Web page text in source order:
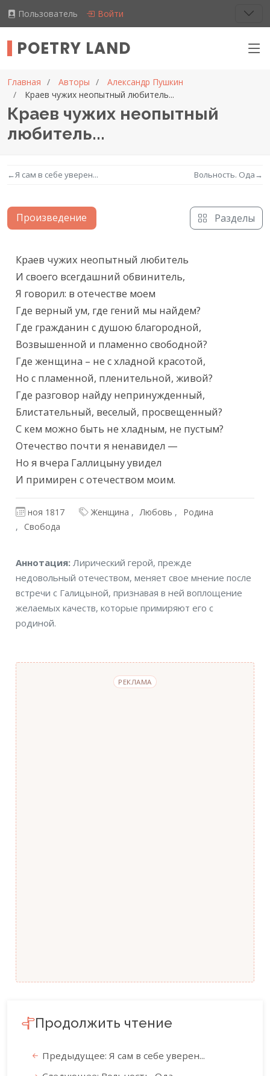
Пользователь Войти
POETRY LAND
Главная Авторы
Александр Пушкин
Краев чужих неопытный любитель...
Краев чужих неопытный
любитель...
←Я сам в себе уверен... Вольность. Ода→
Произведение Разделы
Текст произведения
Краев чужих неопытный любитель
И своего всегдашний обвинитель,
Я говорил: в отечестве моем
Где верный ум, где гений мы найдем?
Где гражданин с душою благородной,
Возвышенной и пламенно свободной?
Где женщина – не с хладной красотой,
Но с пламенной, пленительной, живой?
Где разговор найду непринужденный,
Блистательный, веселый, просвещенный?
С кем можно быть не хладным, не пустым?
Отечество почти я ненавидел —
Но я вчера Галлицыну увидел
И примирен с отечеством моим.
ноя 1817 Женщина Любовь
Родина
Свобода
Аннотация
Аннотация:Лирический герой, прежде
недовольный отечеством, меняет свое мнение после
встречи с Галицыной, признавая в ней воплощение
желаемых качеств, которые примиряют его с
родиной.
РЕКЛАМА
Продолжить чтение
Предыдущее: Я сам в себе уверен...